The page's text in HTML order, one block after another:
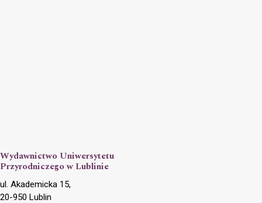
Wydawnictwo Uniwersytetu
Przyrodniczego w Lublinie
ul. Akademicka 15,
20-950 Lublin